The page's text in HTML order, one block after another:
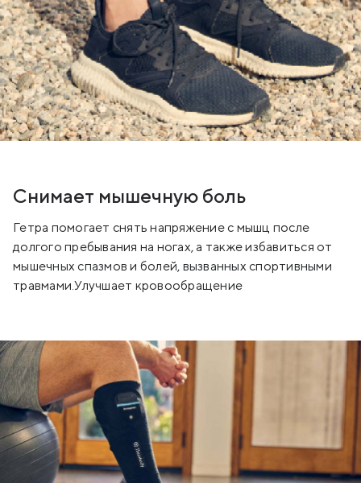
Снимает мышечную боль
Гетра помогает снять напряжение с мышц после
долгого пребывания на ногах, а также избавиться от
мышечных спазмов и болей, вызванных спортивными
травмами.Улучшает кровообращение